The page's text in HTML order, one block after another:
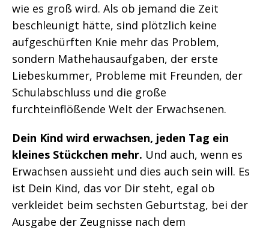
wie es groß wird. Als ob jemand die Zeit
beschleunigt hätte, sind plötzlich keine
aufgeschürften Knie mehr das Problem,
sondern Mathehausaufgaben, der erste
Liebeskummer, Probleme mit Freunden, der
Schulabschluss und die große
furchteinflößende Welt der Erwachsenen.
Dein Kind wird erwachsen, jeden Tag ein
kleines Stückchen mehr. Und auch, wenn es
Erwachsen aussieht und dies auch sein will. Es
ist Dein Kind, das vor Dir steht, egal ob
verkleidet beim sechsten Geburtstag, bei der
Ausgabe der Zeugnisse nach dem